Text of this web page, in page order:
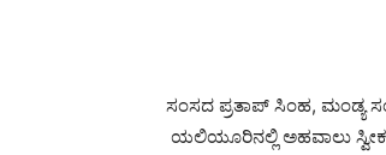
ಸಂಸದ ಪ್ರತಾಪ್ ಸಿಂಹ, ಮಂಡ್ಯ
ಯಲಿಯೂರಿನಲ್ಲಿ ಅಹವಾಲು